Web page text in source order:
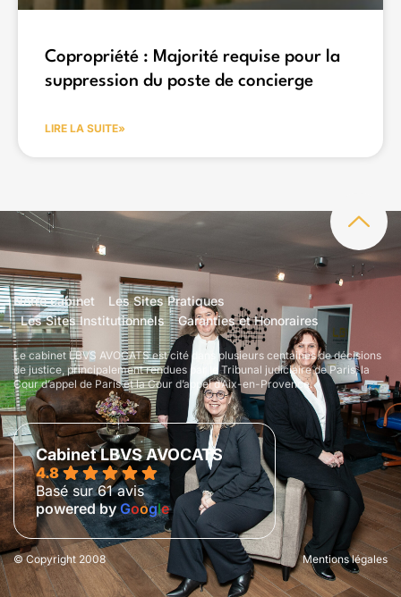
Copropriété : Majorité requise pour la
suppression du poste de concierge
LIRE LA SUITE»
© Copyright 2008 Mentions légales
Notre cabinet
Les Sites Pratiques
Les Sites Institutionnels
Garanties et Honoraires
Le cabinet LBVS AVOCATS est cité dans plusieurs centaines de décisions
de justice, principalement rendues par le Tribunal judiciaire de Paris, la
Cour d’appel de Paris et la Cour d’appel d’Aix-en-Provence.
Cabinet LBVS AVOCATS
4.8
Basé sur 61 avis
powered by Google